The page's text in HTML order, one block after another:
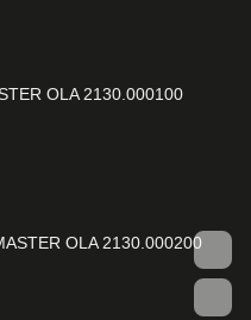
OLA 2130.000100